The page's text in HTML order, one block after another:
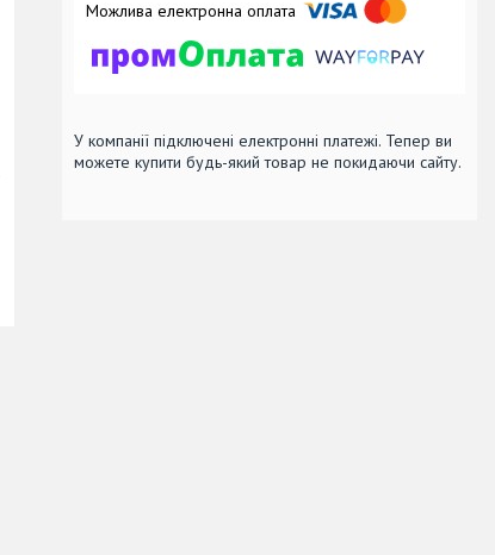
У компанії підключені електронні платежі. Тепер ви
можете купити будь-який товар не покидаючи сайту.